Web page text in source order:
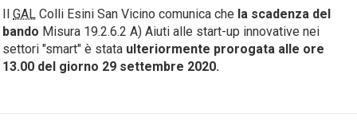
Il GAL Colli Esini San Vicino comunica che la scadenza del
bando Misura 19.2.6.2 A) Aiuti alle start-up innovative nei
settori "smart" è stata ulteriormente prorogata alle ore
13.00 del giorno 29 settembre 2020.